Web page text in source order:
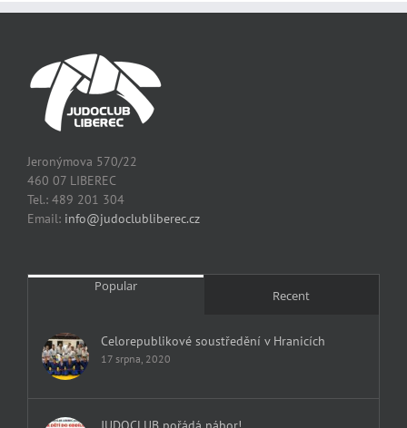
Jeronýmova 570/22
460 07 LIBEREC
Tel.: 489 201 304
Email: info@judoclubliberec.cz
Popular
Recent
Celorepublikové soustředění v Hranicích
17 srpna, 2020